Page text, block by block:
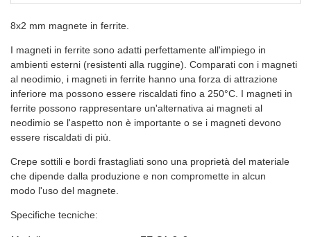
8x2 mm magnete in ferrite.
I magneti in ferrite sono adatti perfettamente all'impiego in
ambienti esterni (resistenti alla ruggine). Comparati con i magneti
al neodimio, i magneti in ferrite hanno una forza di attrazione
inferiore ma possono essere riscaldati fino a 250°C. I magneti in
ferrite possono rappresentare un'alternativa ai magneti al
neodimio se l'aspetto non è importante o se i magneti devono
essere riscaldati di più.
Crepe sottili e bordi frastagliati sono una proprietà del materiale
che dipende dalla produzione e non compromette in alcun
modo l'uso del magnete.
Specifiche tecniche: